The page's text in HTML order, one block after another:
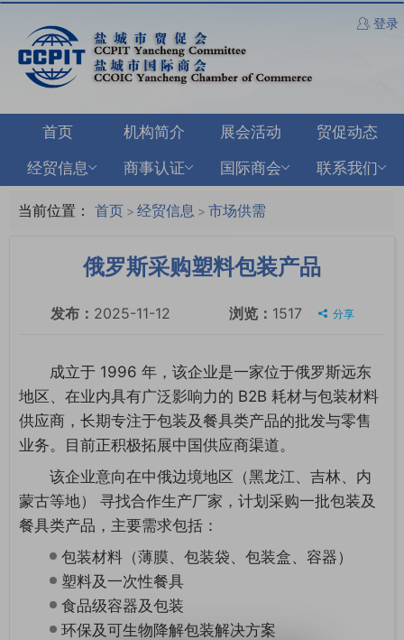
登录
首页 机构简介 展会活动
贸促动态
经贸信息
商事认证 国际商会 联系我们
当前位置： 首页 > 经贸信息 > 市场供需
俄罗斯采购塑料包装产品
发布： 2025-11-12 浏览： 1517 分享
成立于 1996 年，该企业是一家位于俄罗斯远东
地区、在业内具有广泛影响力的 B2B 耗材与包装材料
供应商，长期专注于包装及餐具类产品的批发与零售
业务。目前正积极拓展中国供应商渠道。
该企业意向在中俄边境地区（黑龙江、吉林、内
蒙古等地） 寻找合作生产厂家，计划采购一批包装及
餐具类产品，主要需求包括：
包装材料（薄膜、包装袋、包装盒、容器）
塑料及一次性餐具
食品级容器及包装
环保及可生物降解包装解决方案